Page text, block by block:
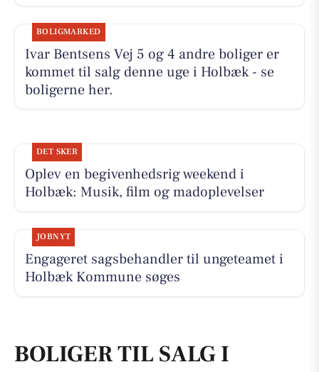
BOLIGMARKED
Ivar Bentsens Vej 5 og 4 andre boliger er
kommet til salg denne uge i Holbæk - se
boligerne her.
DET SKER
Oplev en begivenhedsrig weekend i
Holbæk: Musik, film og madoplevelser
JOBNYT
Engageret sagsbehandler til ungeteamet i
Holbæk Kommune søges
BOLIGER TIL SALG I